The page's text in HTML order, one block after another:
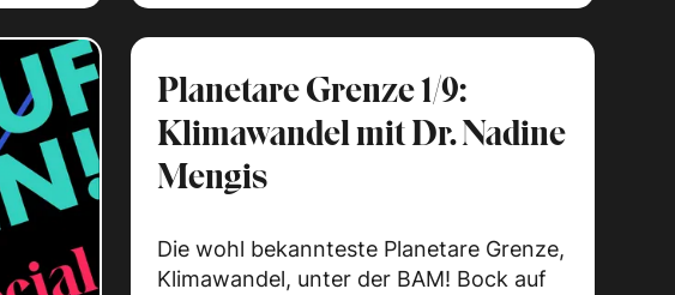
Planetare Grenze 1/9:
Klimawandel mit Dr. Nadine
Mengis
Die wohl bekannteste Planetare Grenze,
Klimawandel, unter der BAM! Bock auf